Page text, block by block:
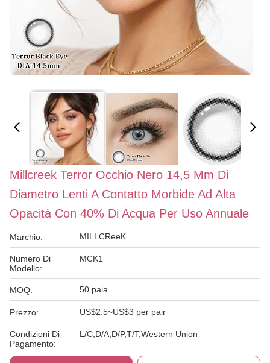
Millcreek Terror Occhio Nero 14,5 Mm Di
Diametro Lenti A Contatto Morbide Ad Alta
Opacità Con 40% Di Acqua Per Uso Annuale
Marchio: MILLCReeK
Numero Di
Modello:
MCK1
MOQ: 50 paia
Prezzo: US$2.5~US$3 per pair
Condizioni Di
Pagamento:
L/C,D/A,D/P,T/T,Western Union